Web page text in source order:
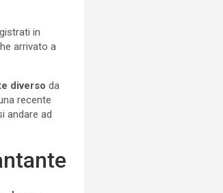
in
arrivato a
diverso da
recente
andare ad